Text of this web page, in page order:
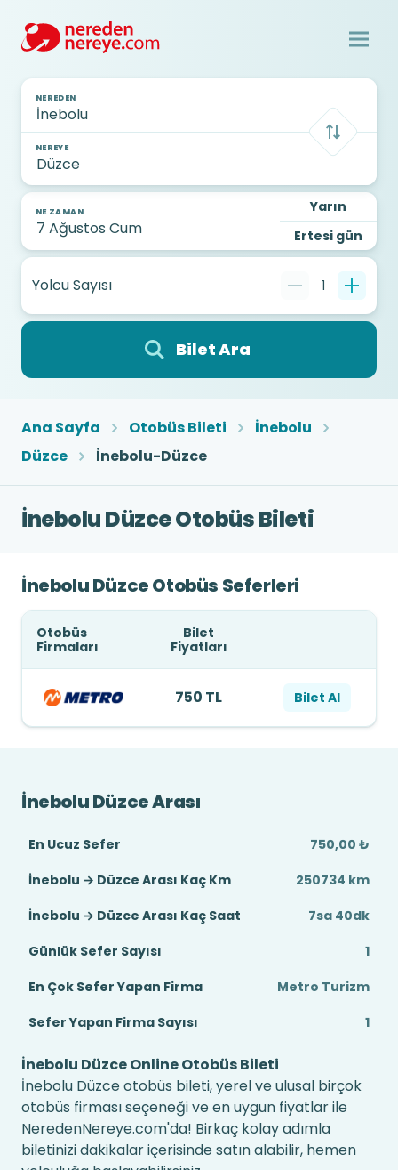
NEREDEN
NEREYE
NE ZAMAN
Yarın
Ertesi gün
Yolcu Sayısı 1
Bilet Ara
Ana Sayfa Otobüs Bileti
İnebolu
Düzce
İnebolu-Düzce
İnebolu Düzce Otobüs Bileti
İnebolu Düzce Otobüs Seferleri
Otobüs
Firmaları
Bilet
Fiyatları
750 TL Bilet Al
İnebolu Düzce Arası
En Ucuz Sefer
750,00 ₺
İnebolu → Düzce Arası Kaç Km
250734 km
İnebolu → Düzce Arası Kaç Saat
7sa 40dk
Günlük Sefer Sayısı
1
En Çok Sefer Yapan Firma
Metro Turizm
Sefer Yapan Firma Sayısı
1
İnebolu Düzce Online Otobüs Bileti
İnebolu Düzce otobüs bileti, yerel ve ulusal birçok
otobüs firması seçeneği ve en uygun fiyatlar ile
NeredenNereye.com'da! Birkaç kolay adımla
biletinizi dakikalar içerisinde satın alabilir, hemen